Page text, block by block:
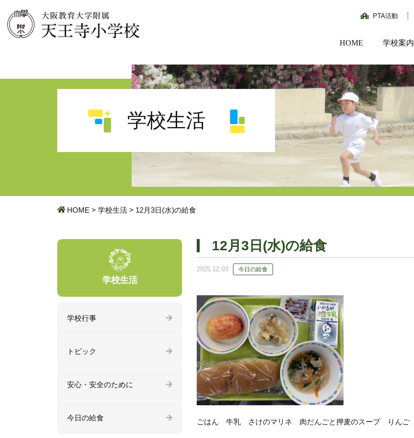
PTA活動
HOME 学校案内
学校生活
HOME > 学校生活 > 12月3日(水)の給食
12月3日(水)の給食
2025.12.03 今日の給食
ごはん 牛乳 さけのマリネ 肉だんごと押麦のスープ りんご
学校生活
学校行事
トピック
安心・安全のために
今日の給食